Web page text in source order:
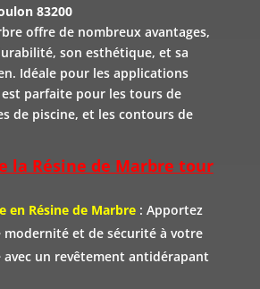
83200
offre de nombreux avantages,
son esthétique, et sa
Idéale pour les applications
parfaite pour les tours de
de piscine, et les contours de
la Résine de Marbre tour
en Résine de Marbre: Apportez
modernité et de sécurité à votre
avec un revêtement antidérapant